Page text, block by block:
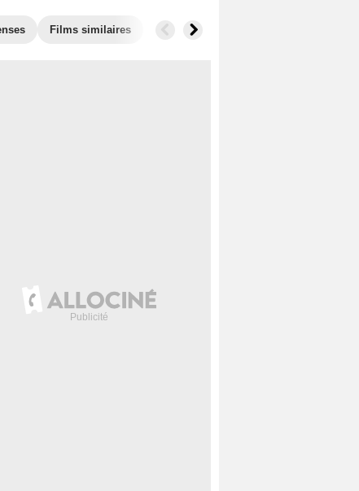
Films similaires